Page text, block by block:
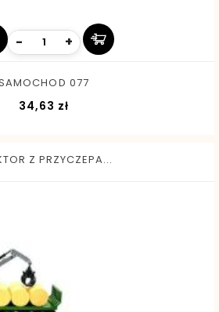
- +
077
34,63 złCena
Z PRZYCZEPA...